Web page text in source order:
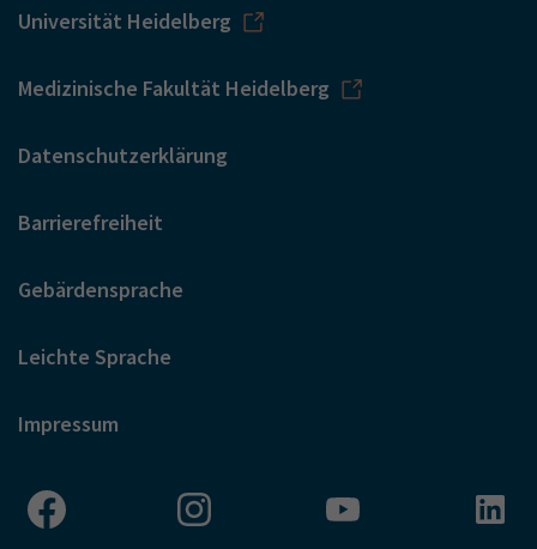
Universität Heidelberg
Medizinische Fakultät Heidelberg
Datenschutzerklärung
Barrierefreiheit
Gebärdensprache
Leichte Sprache
Impressum